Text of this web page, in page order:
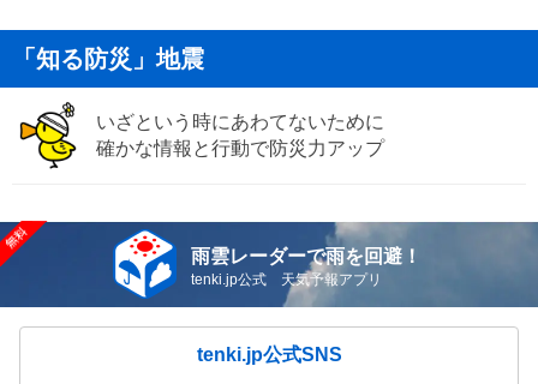
「知る防災」地震
いざという時にあわてないために
確かな情報と行動で防災力アップ
雨雲レーダーで雨を回避！
tenki.jp公式 天気予報アプリ
tenki.jp公式SNS